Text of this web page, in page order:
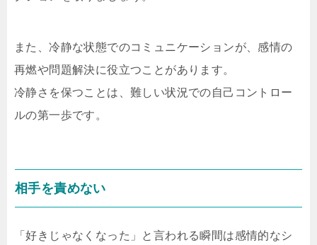
また、冷静な状態でのコミュニケーションが、感情の
再燃や問題解決に役立つことがあります。
冷静さを保つことは、難しい状況での自己コントロー
ルの第一歩です。
相手を責めない
「好きじゃなくなった」と言われる瞬間は感情的なシ